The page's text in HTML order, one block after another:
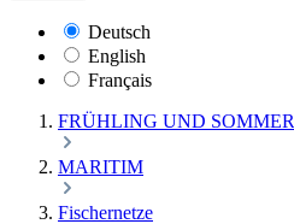
Deutsch
English
Français
FRÜHLING UND SOMMER
MARITIM
Fischernetze